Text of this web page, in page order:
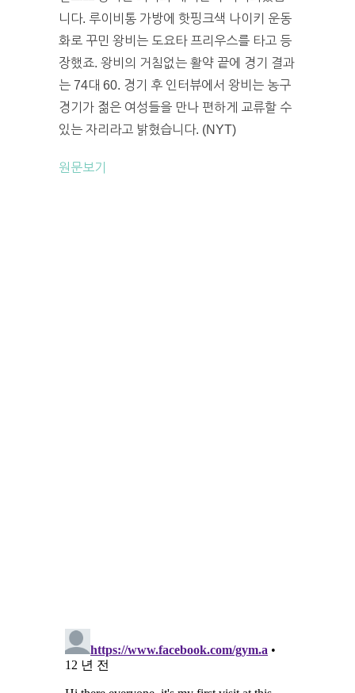
니다. 루이비통 가방에 핫핑크색 나이키 운동
화로 꾸민 왕비는 도요타 프리우스를 타고 등
장했죠. 왕비의 거침없는 활약 끝에 경기 결과
는 74대 60. 경기 후 인터뷰에서 왕비는 농구
경기가 젊은 여성들을 만나 편하게 교류할 수
있는 자리라고 밝혔습니다. (NYT)
원문보기